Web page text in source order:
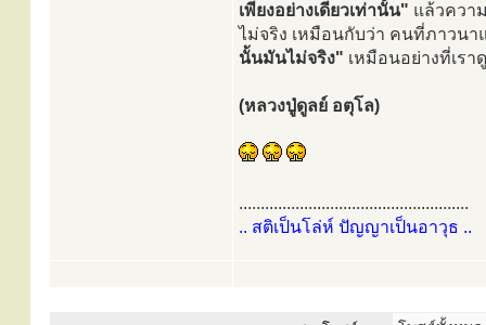
เพียงอย่างเดียวเท่านั้น" แล้วควา
ไม่จริง เหมือนกับว่า คนที่ภาวนา
นั้นมันไม่จริง" เหมือนอย่างที่เรา
(หลวงปู่ดูลย์ อตุโล)
.....................................................
.. สติเป็นโล่ห์ ปัญญาเป็นอาวุธ ..